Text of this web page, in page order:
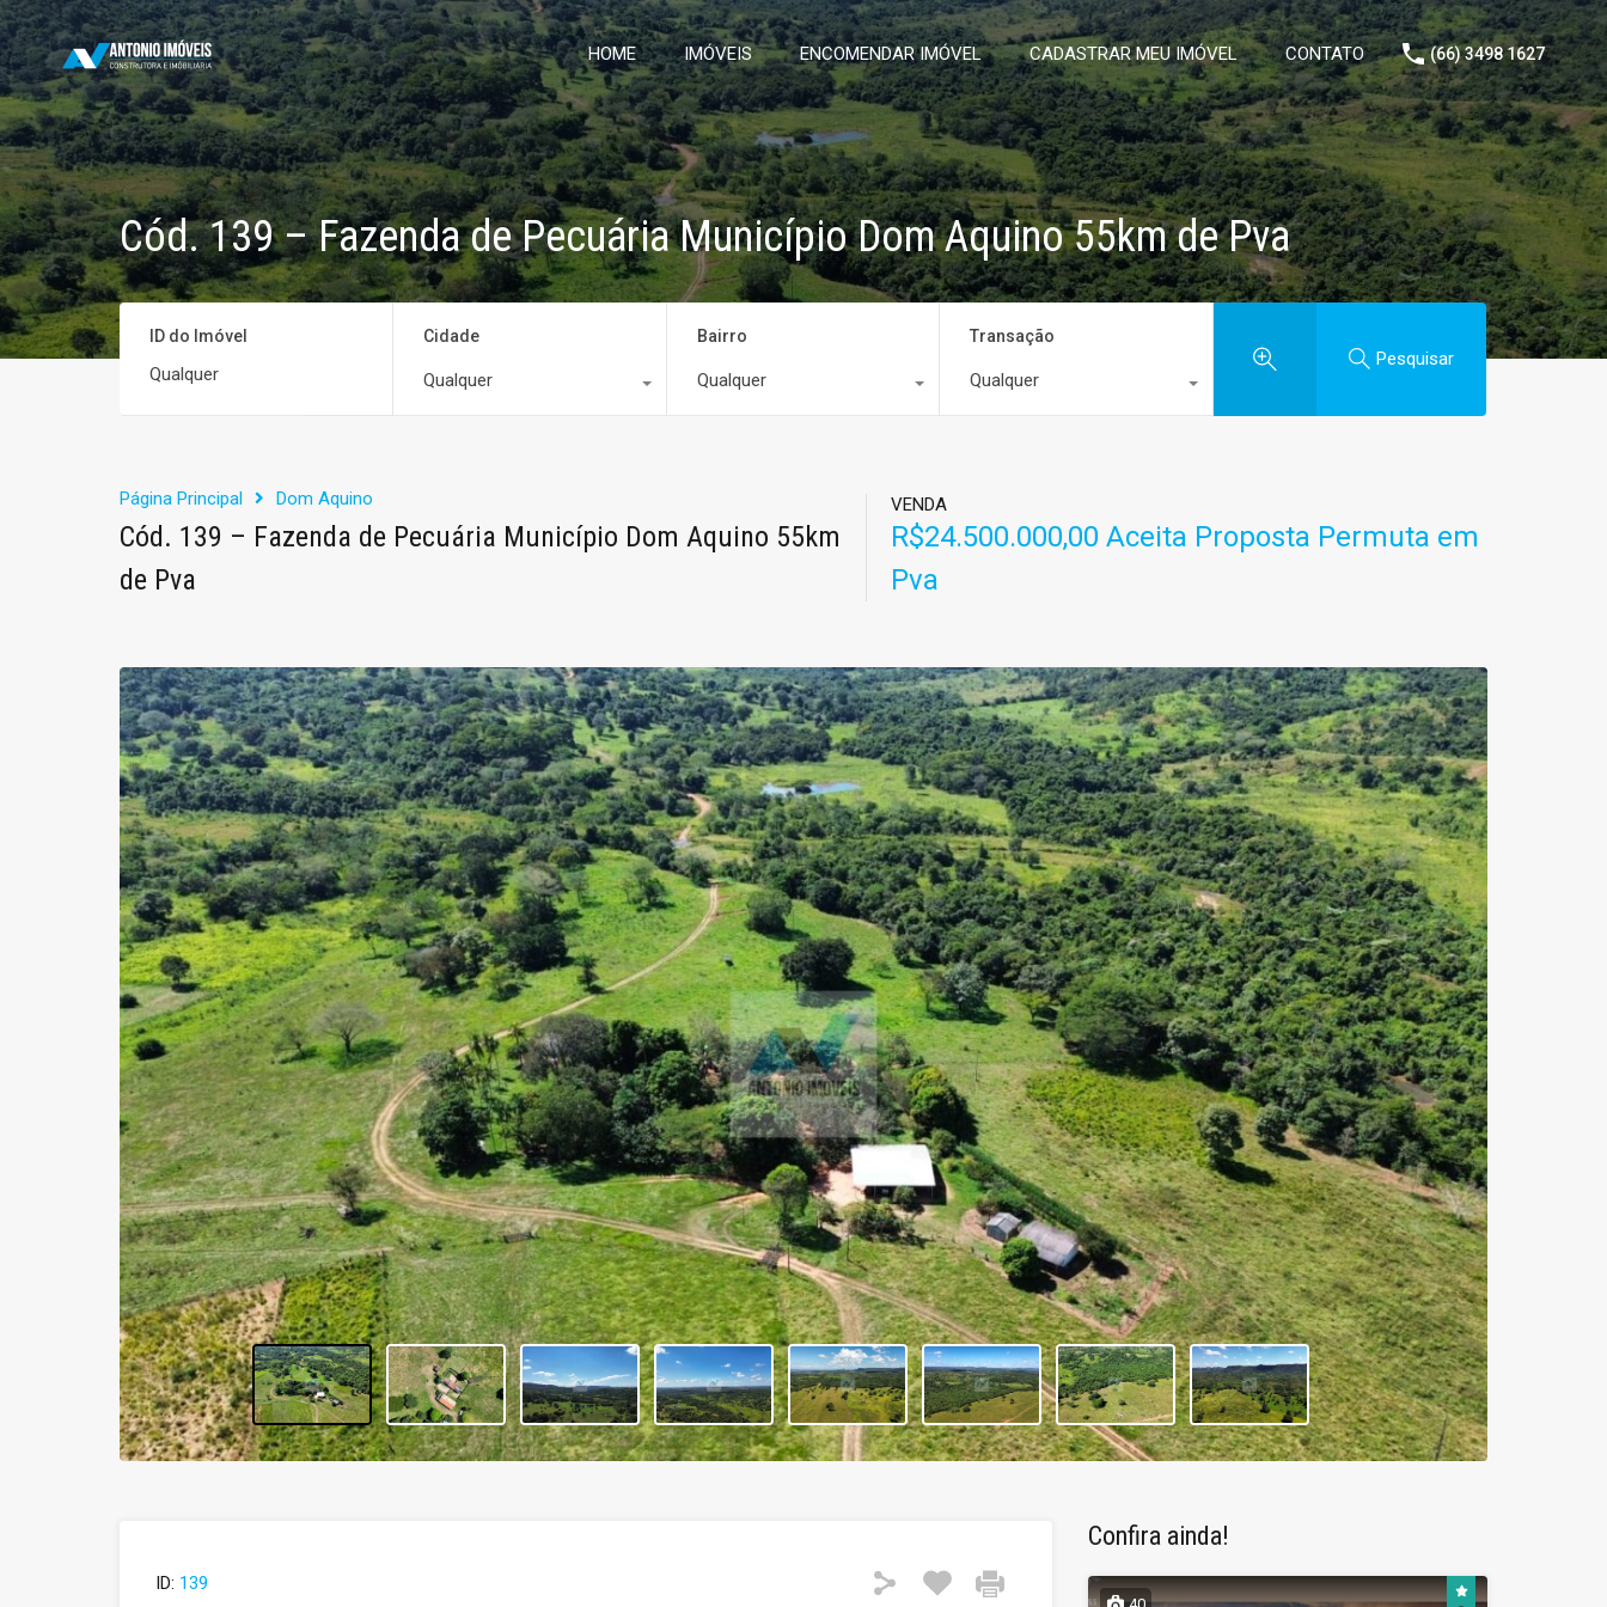
HOME IMÓVEIS ENCOMENDAR IMÓVEL CADASTRAR MEU IMÓVEL CONTATO (66) 3498 1627
Cód. 139 – Fazenda de Pecuária Município Dom Aquino 55km de Pva
ID do Imóvel Cidade
Qualquer
Bairro
Qualquer
Transação
Qualquer
Pesquisar
Página Principal Dom Aquino
Cód. 139 – Fazenda de Pecuária Município Dom Aquino 55km
de Pva
VENDA
R$24.500.000,00 Aceita Proposta Permuta em
Pva
ID: 139
Confira ainda!